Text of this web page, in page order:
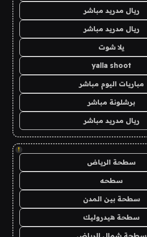
ريال مدريد مباشر
ريال مدريد مباشر
يلا شوت
yalla shoot
مباريات اليوم مباشر
برشلونة مباشر
ريال مدريد مباشر
!
سطحة الرياض
سطحه
سطحة بين المدن
سطحة هيدروليك